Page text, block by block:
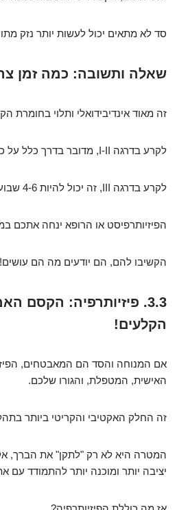
סד לא מתאים יכול לעשות יותר נזק
שאלה ותשובה: כמה זמן
זה מאוד אינדיבידואלי ותלוי בחומרת
לקרע בדרגה I-II, מדובר בדרך כלל על כמה שבועות, אולי 2-4.
לקרע בדרגה III, זה יכול להיות 4-6 שבועות ואף יותר.
הפיזיותרפיסט או הרופא ינחה אתכם
הקשיבו להם, הם יודעים מה הם עושים!
3.3. פיזיותרפיה: הקסם
הקלעים!
אם המנוחה והסד הם המאבטחים,
האישית, המטפלת, והגורו שלכם.
זה החלק האקטיבי והקריטי ביותר
המטרה היא לא רק "לתקן" את הברך,
יציבה יותר ומוכנה יותר להתמודד עם